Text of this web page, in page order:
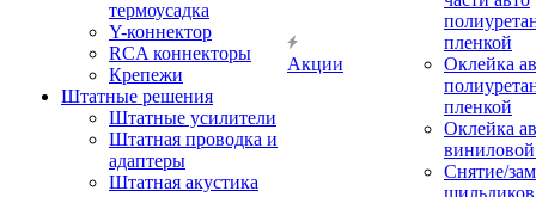
термоусадка
Y-коннектор
RCA коннекторы
Крепежи
Штатные решения
Штатные усилители
Штатная проводка и
адаптеры
Штатная акустика
Акции
пленкой
Оклейка
пленкой
Оклейка
Снятие/
шильдиков